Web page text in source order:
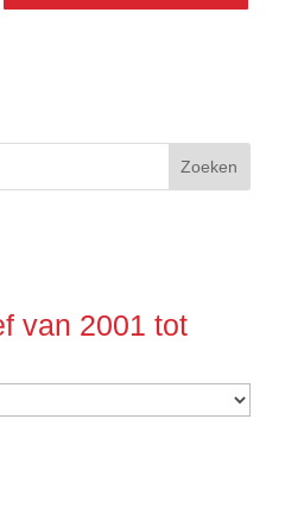
van 2001 tot